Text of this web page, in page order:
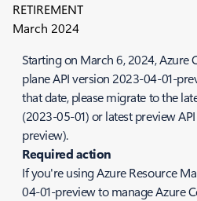
RETIREMENT
March 2024
Starting on March 6, 2024, Azure
plane API version 2023-04-01-
that date, please migrate to the
(2023-05-01) or latest preview
preview).
Required action
If you're using Azure Resource
04-01-preview to manage Azure